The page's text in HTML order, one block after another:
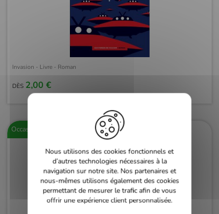
Invasion - Livre - Roman
DÈS 2,00 €
Occasion
Nous utilisons des cookies fonctionnels et
d’autres technologies nécessaires à la
navigation sur notre site. Nos partenaires et
nous-mêmes utilisons également des cookies
permettant de mesurer le trafic afin de vous
offrir une expérience client personnalisée.